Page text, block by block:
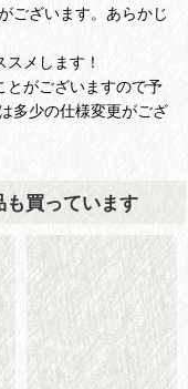
ございます。あらかじ
メします！
とがございますので予
多少の仕様変更がござ
も買っています